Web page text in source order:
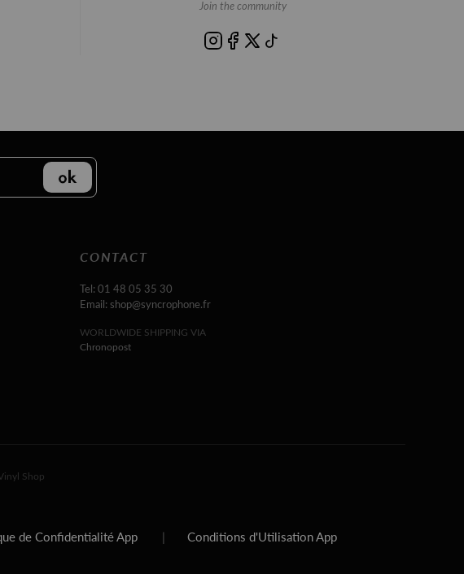
Join the community
CONTACT
Tel: 01 48 05 35 30
Email: shop@syncrophone.fr
WORLDWIDE SHIPPING VIA
Chronopost
Shop
de Confidentialité App Conditions d'Utilisation App